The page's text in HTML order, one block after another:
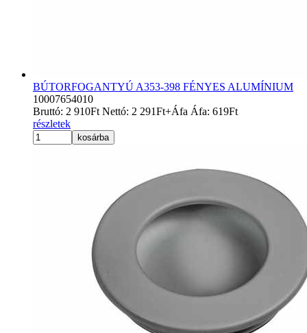
BÚTORFOGANTYÚ A353-398 FÉNYES ALUMÍNIUM
10007654010
Bruttó: 2 910Ft Nettó: 2 291Ft+Áfa Áfa: 619Ft
részletek
kosárba